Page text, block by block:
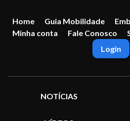
Home Guia Mobilidade
Minha conta
Fale Conosco
Login
NOTÍCIAS